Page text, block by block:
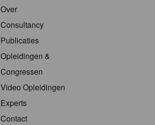
Over
Consultancy
Publicaties
Opleidingen &
Congressen
Video Opleidingen
Experts
Contact